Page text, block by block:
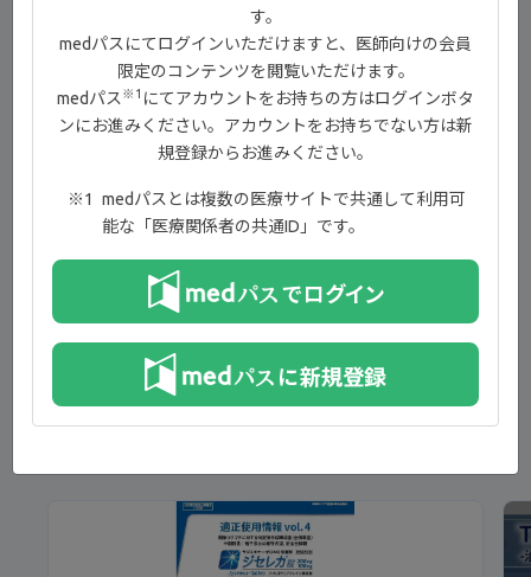
フィルゴチニブ特定使用成績調査（全例調査）【00:10】
フィルゴチニブ特定使用成績調査（全例調査）中間解析結
果 関節リウマチに対する前治療薬【00:31】
フィルゴチニブ特定使用成績調査（全例調査）中間解析結
果 腎機能障害の程度とフィルゴチニブ初回投与量
フィルゴチニブ適正使用のお願い【02:31】
す。
medパスにてログインいただけますと、医師向けの会員
限定のコンテンツを閲覧いただけます。
medパス ※1 にてアカウントをお持ちの方はログインボタ
ンにお進みください。アカウントをお持ちでない方は新
規登録からお進みください。
medパスとは複数の医療サイトで共通して利用可
能な「医療関係者の共通ID」です。